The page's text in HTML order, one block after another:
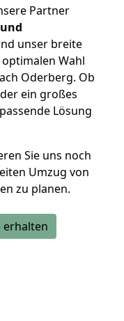
Partner
unser breite
Wahl
Oderberg. Ob
ein großes
Lösung
Sie uns noch
Umzug von
zu planen.
erhalten